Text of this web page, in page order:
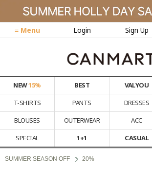
≡ Menu Login Sign Up
NEW15% BEST VALYOU
T-SHIRTS
PANTS DRESSES
BLOUSES
OUTERWEAR ACC
SPECIAL
1+1 CASUAL
SUMMER SEASON OFF 20%